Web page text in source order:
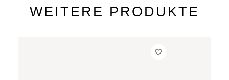
WEITERE PRODUKTE